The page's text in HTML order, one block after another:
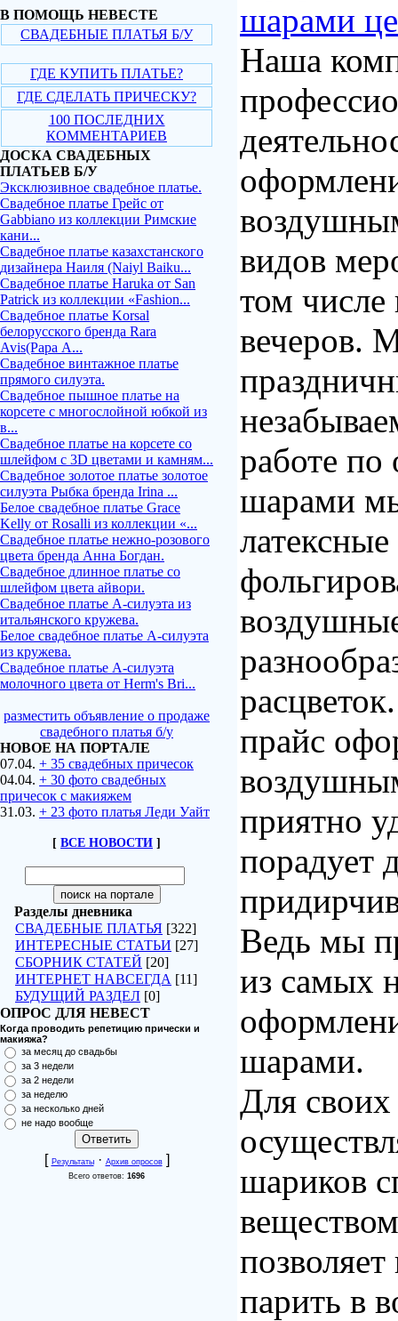
В ПОМОЩЬ НЕВЕСТЕ
СВАДЕБНЫЕ ПЛАТЬЯ Б/У
ГДЕ КУПИТЬ ПЛАТЬЕ?
ГДЕ СДЕЛАТЬ ПРИЧЕСКУ?
100 ПОСЛЕДНИХ
КОММЕНТАРИЕВ
ДОСКА СВАДЕБНЫХ
ПЛАТЬЕВ Б/У
Эксклюзивное свадебное платье.
Свадебное платье Грейс от
Gabbiano из коллекции Римские
кани...
Свадебное платье казахстанского
дизайнера Наиля (Naiyl Baiku...
Свадебное платье Haruka от San
Patrick из коллекции «Fashion...
Свадебное платье Korsal
белорусского бренда Rara
Avis(Рара А...
Свадебное винтажное платье
прямого силуэта.
Свадебное пышное платье на
корсете с многослойной юбкой из
в...
Свадебное платье на корсете со
шлейфом с 3D цветами и камням...
Свадебное золотое платье золотое
силуэта Рыбка бренда Irina ...
Белое свадебное платье Grace
Kelly от Rosalli из коллекции «...
Свадебное платье нежно-розового
цвета бренда Анна Богдан.
Свадебное длинное платье со
шлейфом цвета айвори.
Свадебное платье А-силуэта из
итальянского кружева.
Белое свадебное платье А-силуэта
из кружева.
Свадебное платье А-силуэта
молочного цвета от Herm's Bri...
разместить объявление о продаже
свадебного платья б/у
НОВОЕ НА ПОРТАЛЕ
07.04. + 35 свадебных причесок
04.04. + 30 фото свадебных
причесок с макияжем
31.03. + 23 фото платья Леди Уайт
[ ВСЕ НОВОСТИ ]
Разделы дневника
СВАДЕБНЫЕ ПЛАТЬЯ [322]
ИНТЕРЕСНЫЕ СТАТЬИ [27]
СБОРНИК СТАТЕЙ [20]
ИНТЕРНЕТ НАВСЕГДА [11]
БУДУЩИЙ РАЗДЕЛ [0]
ОПРОС ДЛЯ НЕВЕСТ
Когда проводить репетицию прически и
макияжа?
за месяц до свадьбы
за 3 недели
за 2 недели
за неделю
за несколько дней
не надо вообще
[ Результаты· Архив опросов]
Всего ответов: 1696
шарами
Наша
видов
том
вечеров.
работе
шарами
прайс
приятно
порадует
Ведь мы
из самых
шарами.
Для
шариков
парить в